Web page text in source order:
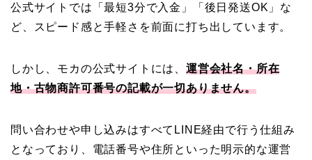
公式サイトでは「最短3分で入金」「後日発送OK」な
ど、スピード感と手軽さを前面に打ち出しています。
しかし、モカの公式サイトには、 運営会社名・所在
地・古物商許可番号の記載が一切ありません。
問い合わせや申し込みはすべてLINE経由で行う仕組み
となっており、電話番号や住所といった明示的な運営